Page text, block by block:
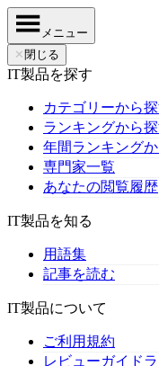
メニュー
✕ 閉じる
IT製品を探す
カテゴリーから
ランキングから
年間ランキング
専門家一覧
あなたの閲覧履歴
IT製品を知る
用語集
記事を読む
IT製品について
ご利用規約
レビューガイド